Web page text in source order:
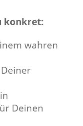
konkret:
wahren
Deinen